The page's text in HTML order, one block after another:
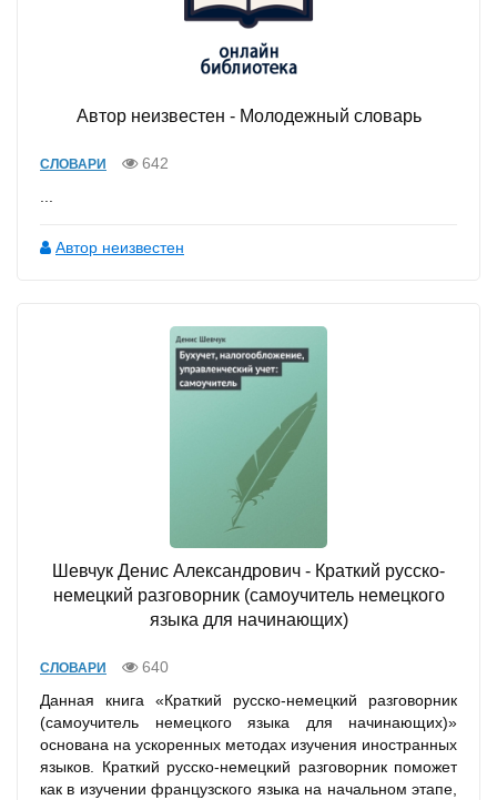
Автор неизвестен - Молодежный словарь
СЛОВАРИ
642
...
Автор неизвестен
Шевчук Денис Александрович - Краткий русско-
немецкий разговорник (самоучитель немецкого
языка для начинающих)
СЛОВАРИ
640
Данная книга «Краткий русско-немецкий разговорник
(самоучитель немецкого языка для начинающих)»
основана на ускоренных методах изучения иностранных
языков. Краткий русско-немецкий разговорник поможет
как в изучении французского языка на начальном этапе,